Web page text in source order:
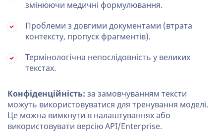
змінюючи медичні формулювання.
Проблеми з довгими документами (втрата
контексту, пропуск фрагментів).
Термінологічна непослідовність у великих
текстах.
Конфіденційність: за замовчуванням тексти
можуть використовуватися для тренування моделі.
Це можна вимкнути в налаштуваннях або
використовувати версію API/Enterprise.